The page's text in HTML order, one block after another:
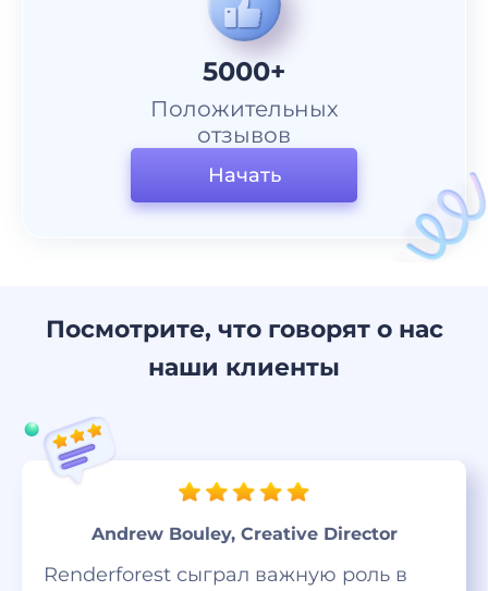
5000+
Положительных
отзывов
Начать
Посмотрите, что говорят о нас
наши клиенты
Andrew Bouley, Creative Director
Renderforest сыграл важную роль в